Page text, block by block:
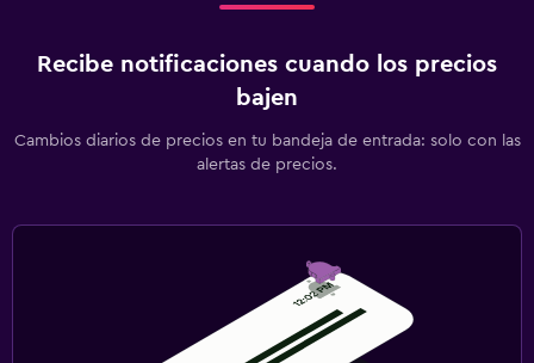
Recibe notificaciones cuando los precios
bajen
Cambios diarios de precios en tu bandeja de entrada: solo con las
alertas de precios.